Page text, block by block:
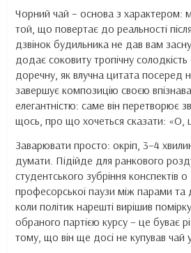
Чорний чай – основа з характером:
той, що повертає до реальності
дзвінок будильника не дав вам
додає соковиту тропічну
доречну, як влучна цитата посеред
завершує композицію своєю
елегантністю: саме він перетворює
щось, про що хочеться сказати: «О,
Заварювати просто: окріп, 3–4
думати. Підійде для ранкового
студентського зубріння конспектів о
професорської паузи між парами та
коли політик нарешті вирішив
обраного партією курсу – це буває
тому, що він ще досі не купував чай